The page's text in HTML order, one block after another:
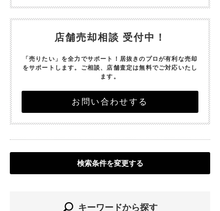
店舗売却相談 受付中！
「売りたい」を全力でサポート！ 居抜きのプロが有利な売却
をサポートします。 ご相談、店舗査定は無料でご対応いたし
ます。
お問い合わせする
検索条件を変更する
キーワードから探す